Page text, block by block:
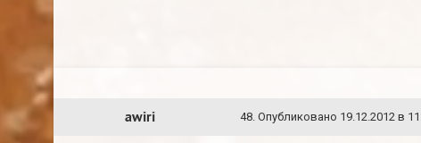
awiri 48. Опубликовано 19.12.2012 в